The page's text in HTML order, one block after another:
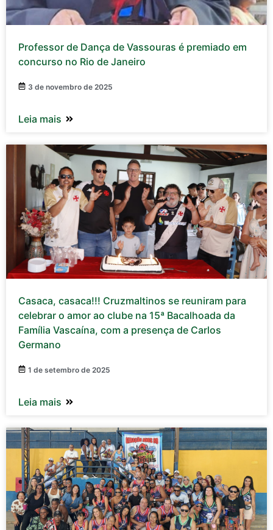
Professor de Dança de Vassouras é premiado em
concurso no Rio de Janeiro
3 de novembro de 2025
Leia mais
Casaca, casaca!!! Cruzmaltinos se reuniram para
celebrar o amor ao clube na 15ª Bacalhoada da
Família Vascaína, com a presença de Carlos
Germano
1 de setembro de 2025
Leia mais